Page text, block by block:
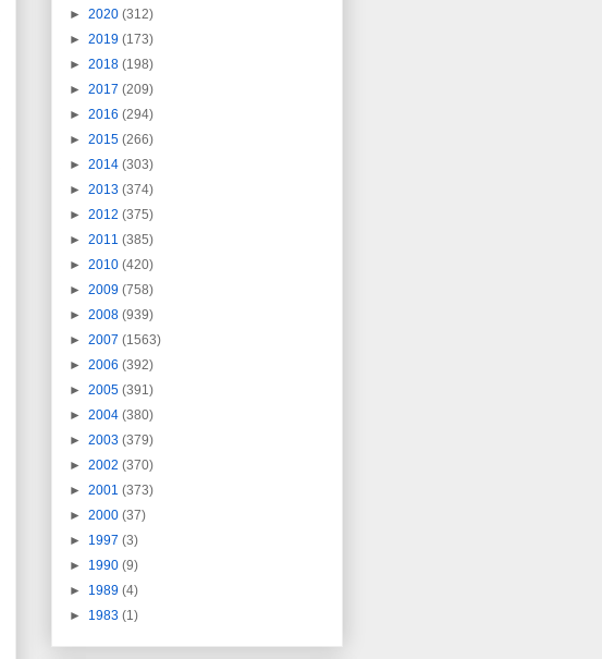
► 2020 (312)
► 2019 (173)
► 2018 (198)
► 2017 (209)
► 2016 (294)
► 2015 (266)
► 2014 (303)
► 2013 (374)
► 2012 (375)
► 2011 (385)
► 2010 (420)
► 2009 (758)
► 2008 (939)
► 2007 (1563)
► 2006 (392)
► 2005 (391)
► 2004 (380)
► 2003 (379)
► 2002 (370)
► 2001 (373)
► 2000 (37)
► 1997 (3)
► 1990 (9)
► 1989 (4)
► 1983 (1)